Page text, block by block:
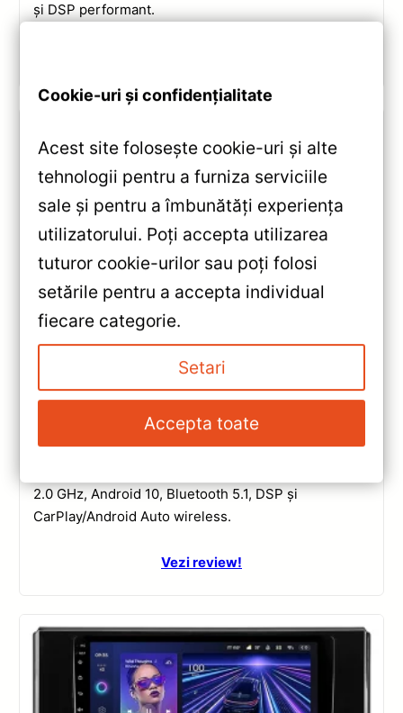
și DSP performant.
Navigatii,NAVIGATII TOYOTA
Navigatie Auto Teyes CC3 2K Toyota
Land Cruiser 12 J300 2021-2023 —
Recenzie Detaliată, Testare &
Review complet Teyes CC3 2K pentru Toyota Land
2.0 GHz, Android 10, Bluetooth 5.1, DSP și
CarPlay/Android Auto wireless.
Vezi review!
Cookie-uri și confidențialitate
Acest site folosește cookie-uri și alte
tehnologii pentru a furniza serviciile
sale și pentru a îmbunătăți experiența
utilizatorului. Poți accepta utilizarea
tuturor cookie-urilor sau poți folosi
setările pentru a accepta individual
fiecare categorie.
Setari
Accepta toate